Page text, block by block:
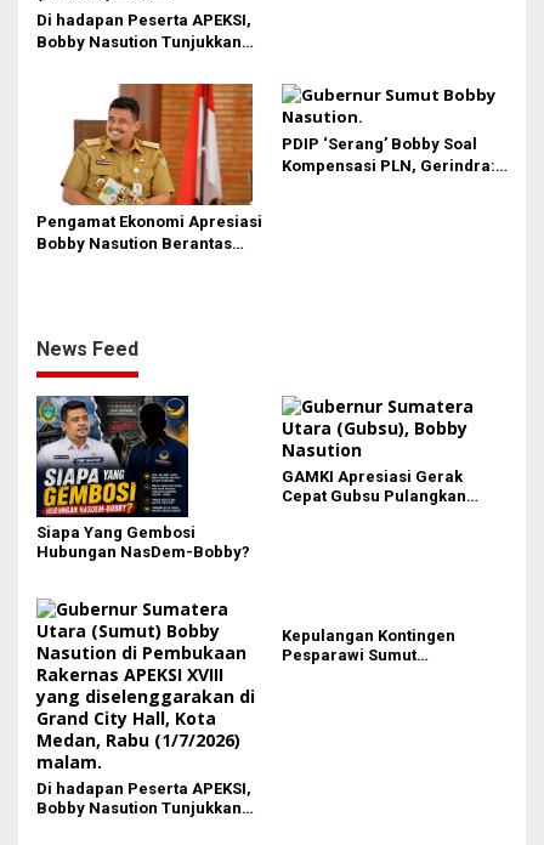
Di hadapan Peserta APEKSI,
Bobby Nasution Tunjukkan
Medan di Eranya
Pengamat Ekonomi Apresiasi
Bobby Nasution Berantas
PDIP ‘Serang’ Bobby Soal
Kompensasi PLN, Gerindra:
News Feed
Siapa Yang Gembosi
Hubungan NasDem-Bobby?
GAMKI Apresiasi Gerak
Cepat Gubsu Pulangkan
Di hadapan Peserta APEKSI,
Bobby Nasution Tunjukkan
Kepulangan Kontingen
Pesparawi Sumut